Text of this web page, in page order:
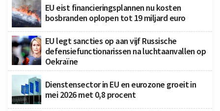
EU eist financieringsplannen nu kosten
bosbranden oplopen tot 19 miljard euro
EU legt sancties op aan vijf Russische
defensiefunctionarissen na luchtaanvallen op
Oekraïne
Dienstensector in EU en eurozone groeit in
mei 2026 met 0,8 procent